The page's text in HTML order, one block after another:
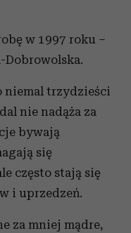
w 1997 roku –
Dobrowolska.
niemal trzydzieści
nie nadąża za
bywają
się
często stają się
i uprzedzeń.
za mniej mądre,